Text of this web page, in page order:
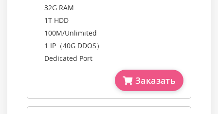
32G RAM
1T HDD
100M/Unlimited
1 IP（40G DDOS）
Dedicated Port
Заказать